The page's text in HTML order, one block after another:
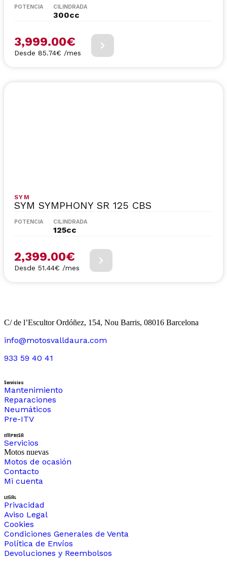
POTENCIA CILINDRADA
300cc
3,999.00€
Desde 85.74€ /mes
SYM
SYM SYMPHONY SR 125 CBS
POTENCIA CILINDRADA
125cc
2,399.00€
Desde 51.44€ /mes
C/ de l’Escultor Ordóñez, 154, Nou Barris, 08016 Barcelona
info@motosvalldaura.com
933 59 40 41
Servicios
Mantenimiento
Reparaciones
Neumáticos
Pre-ITV
EMPRESA
Servicios
Motos nuevas
Motos de ocasión
Contacto
Mi cuenta
LEGAL
Privacidad
Aviso Legal
Cookies
Condiciones Generales de Venta
Política de Envíos
Devoluciones y Reembolsos